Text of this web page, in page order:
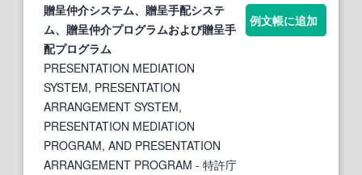
贈呈仲介システム、 贈呈手配システ
ム、 贈呈仲介プログラムおよび贈呈手
配プログラム
PRESENTATION MEDIATION
SYSTEM, PRESENTATION
ARRANGEMENT SYSTEM,
PRESENTATION MEDIATION
PROGRAM, AND PRESENTATION
ARRANGEMENT PROGRAM - 特許庁
例文帳に追加